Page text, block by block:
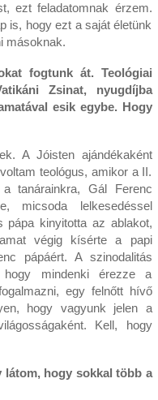
ezt feladatomnak érzem.
is, hogy ezt a saját életünk
másoknak.
fogtunk át. Teológiai
Zsinat, nyugdíjba
esik egybe. Hogy
A Jóisten ajándékaként
teológus, amikor a II.
tanárainkra, Gál Ferenc
micsoda lelkesedéssel
pápa kinyitotta az ablakot,
végig kísérte a papi
pápáért. A szinodalitás
hogy mindenki érezze a
egy felnőtt hívő
hogy vagyunk jelen a
Kell, hogy
látom, hogy sokkal több a